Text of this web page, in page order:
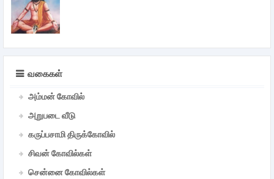
வகைகள்
அம்மன் கோவில்
அறுபடை வீடு
கருப்பசாமி திருக்கோவில்
சிவன் கோவில்கள்
சென்னை கோவில்கள்